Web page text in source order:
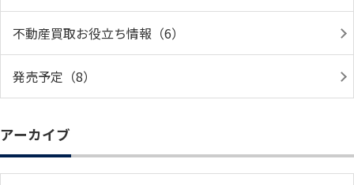
不動産買取お役立ち情報（6）
発売予定（8）
アーカイブ